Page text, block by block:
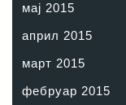
мај 2015
април 2015
март 2015
фебруар 2015